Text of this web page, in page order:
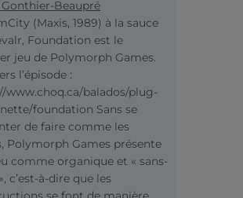
Beaupré
(Maxis, 1989) à la sauce
Foundation est le
jeu de Polymorph Games.
l’épisode :
www.choq.ca/balados/plug-
foundation Sans se
de faire comme les
Polymorph Games présente
comme organique et « sans-
c’est-à-dire que les